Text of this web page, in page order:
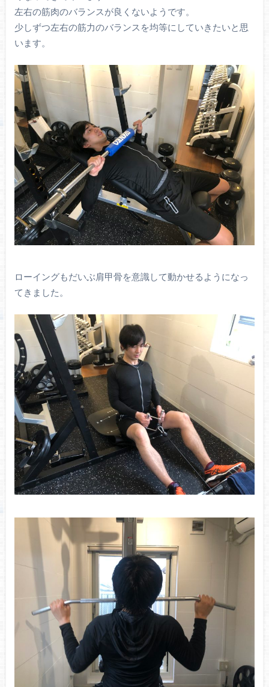
左右の筋肉のバランスが良くないようです。
少しずつ左右の筋力のバランスを均等にしていきたいと思
います。
ローイングもだいぶ肩甲骨を意識して動かせるようになっ
てきました。